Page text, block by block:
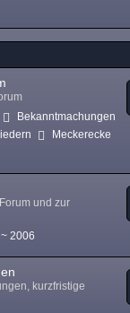
Bekanntmachungen
Meckerecke
und zur
2006
kurzfristige